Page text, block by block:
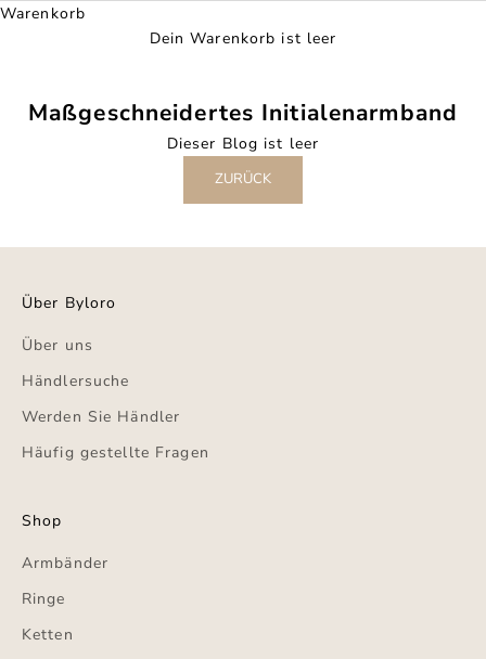
Warenkorb
Dein Warenkorb ist leer
Maßgeschneidertes Initialenarmband
Dieser Blog ist leer
ZURÜCK
Über Byloro
Über uns
Händlersuche
Werden Sie Händler
Häufig gestellte Fragen
Shop
Armbänder
Ringe
Ketten